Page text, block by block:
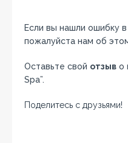
Если вы нашли ошибку
пожалуйста нам об
Оставьте свой отзыв о
Spa”.
Поделитесь с друзьями!